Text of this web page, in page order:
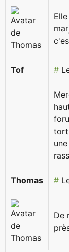
Tof #
Thomas #
De